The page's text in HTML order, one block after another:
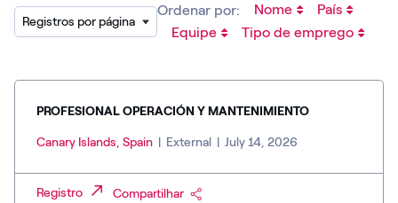
Registros por página
Ordenar por:
PROFESIONAL OPERACIÓN Y MANTENIMIENTO
Canary Islands, Spain | External | July 14, 2026
Registro Compartilhar